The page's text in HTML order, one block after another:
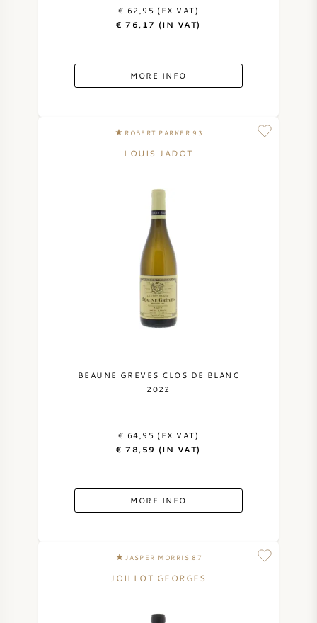
€ 62,95 (EX VAT)
€ 76,17 (IN VAT)
MORE INFO
ROBERT PARKER 93
LOUIS JADOT
BEAUNE GREVES CLOS DE BLANC
2022
€ 64,95 (EX VAT)
€ 78,59 (IN VAT)
MORE INFO
JASPER MORRIS 87
JOILLOT GEORGES